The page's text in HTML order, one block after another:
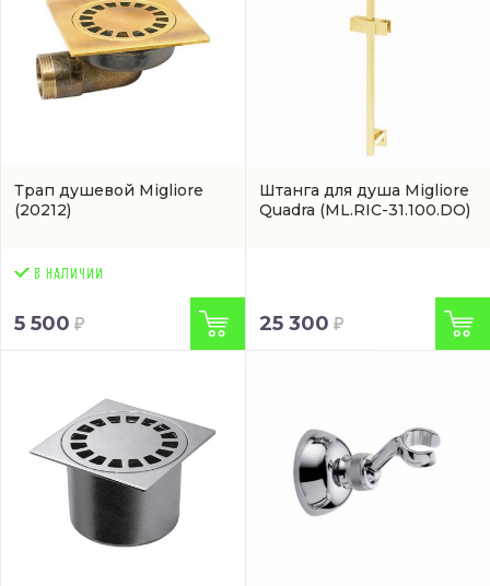
Трап душевой Migliore
(20212)
5 500
Штанга для душа Migliore
Quadra (ML.RIC-31.100.DO)
25 300